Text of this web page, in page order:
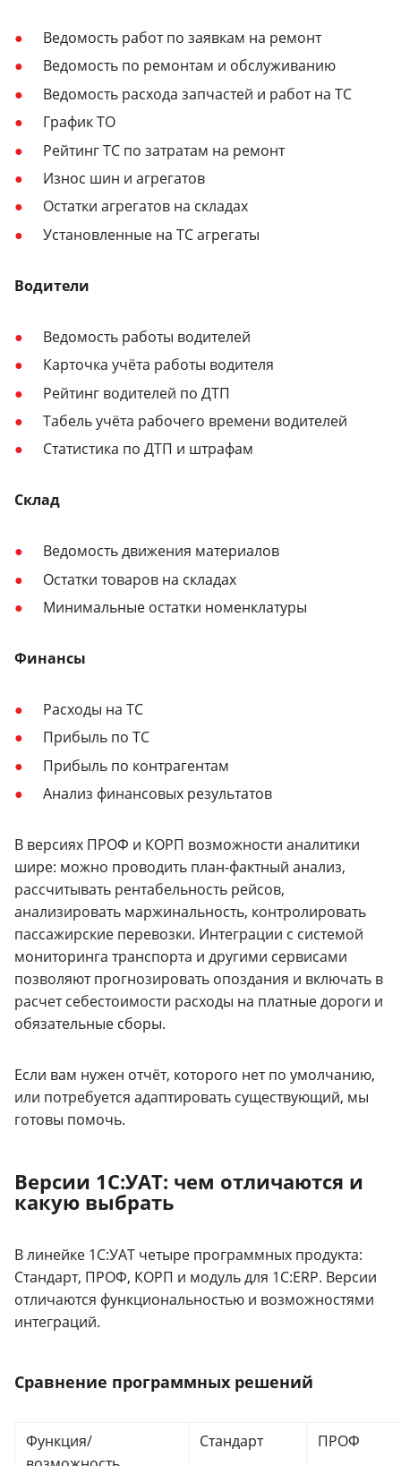
Ведомость работ по заявкам на ремонт
Ведомость по ремонтам и обслуживанию
Ведомость расхода запчастей и работ на ТС
График ТО
Рейтинг ТС по затратам на ремонт
Износ шин и агрегатов
Остатки агрегатов на складах
Установленные на ТС агрегаты
Водители
Ведомость работы водителей
Карточка учёта работы водителя
Рейтинг водителей по ДТП
Табель учёта рабочего времени водителей
Статистика по ДТП и штрафам
Склад
Ведомость движения материалов
Остатки товаров на складах
Минимальные остатки номенклатуры
Финансы
Расходы на ТС
Прибыль по ТС
Прибыль по контрагентам
Анализ финансовых результатов
В версиях ПРОФ и КОРП возможности аналитики
шире: можно проводить план-фактный анализ,
рассчитывать рентабельность рейсов,
анализировать маржинальность, контролировать
пассажирские перевозки. Интеграции с системой
мониторинга транспорта и другими сервисами
позволяют прогнозировать опоздания и включать в
расчет себестоимости расходы на платные дороги и
обязательные сборы.
Если вам нужен отчёт, которого нет по умолчанию,
или потребуется адаптировать существующий, мы
готовы помочь.
Версии 1С:УАТ: чем отличаются и
какую выбрать
В линейке 1С:УАТ четыре программных продукта:
Стандарт, ПРОФ, КОРП и модуль для 1С:ERP. Версии
отличаются функциональностью и возможностями
интеграций.
Сравнение программных решений
Функция/
Стандарт ПРОФ